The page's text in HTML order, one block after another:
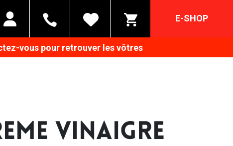
E-SHOP
vous pour retrouver les vôtres
VINAIGRE